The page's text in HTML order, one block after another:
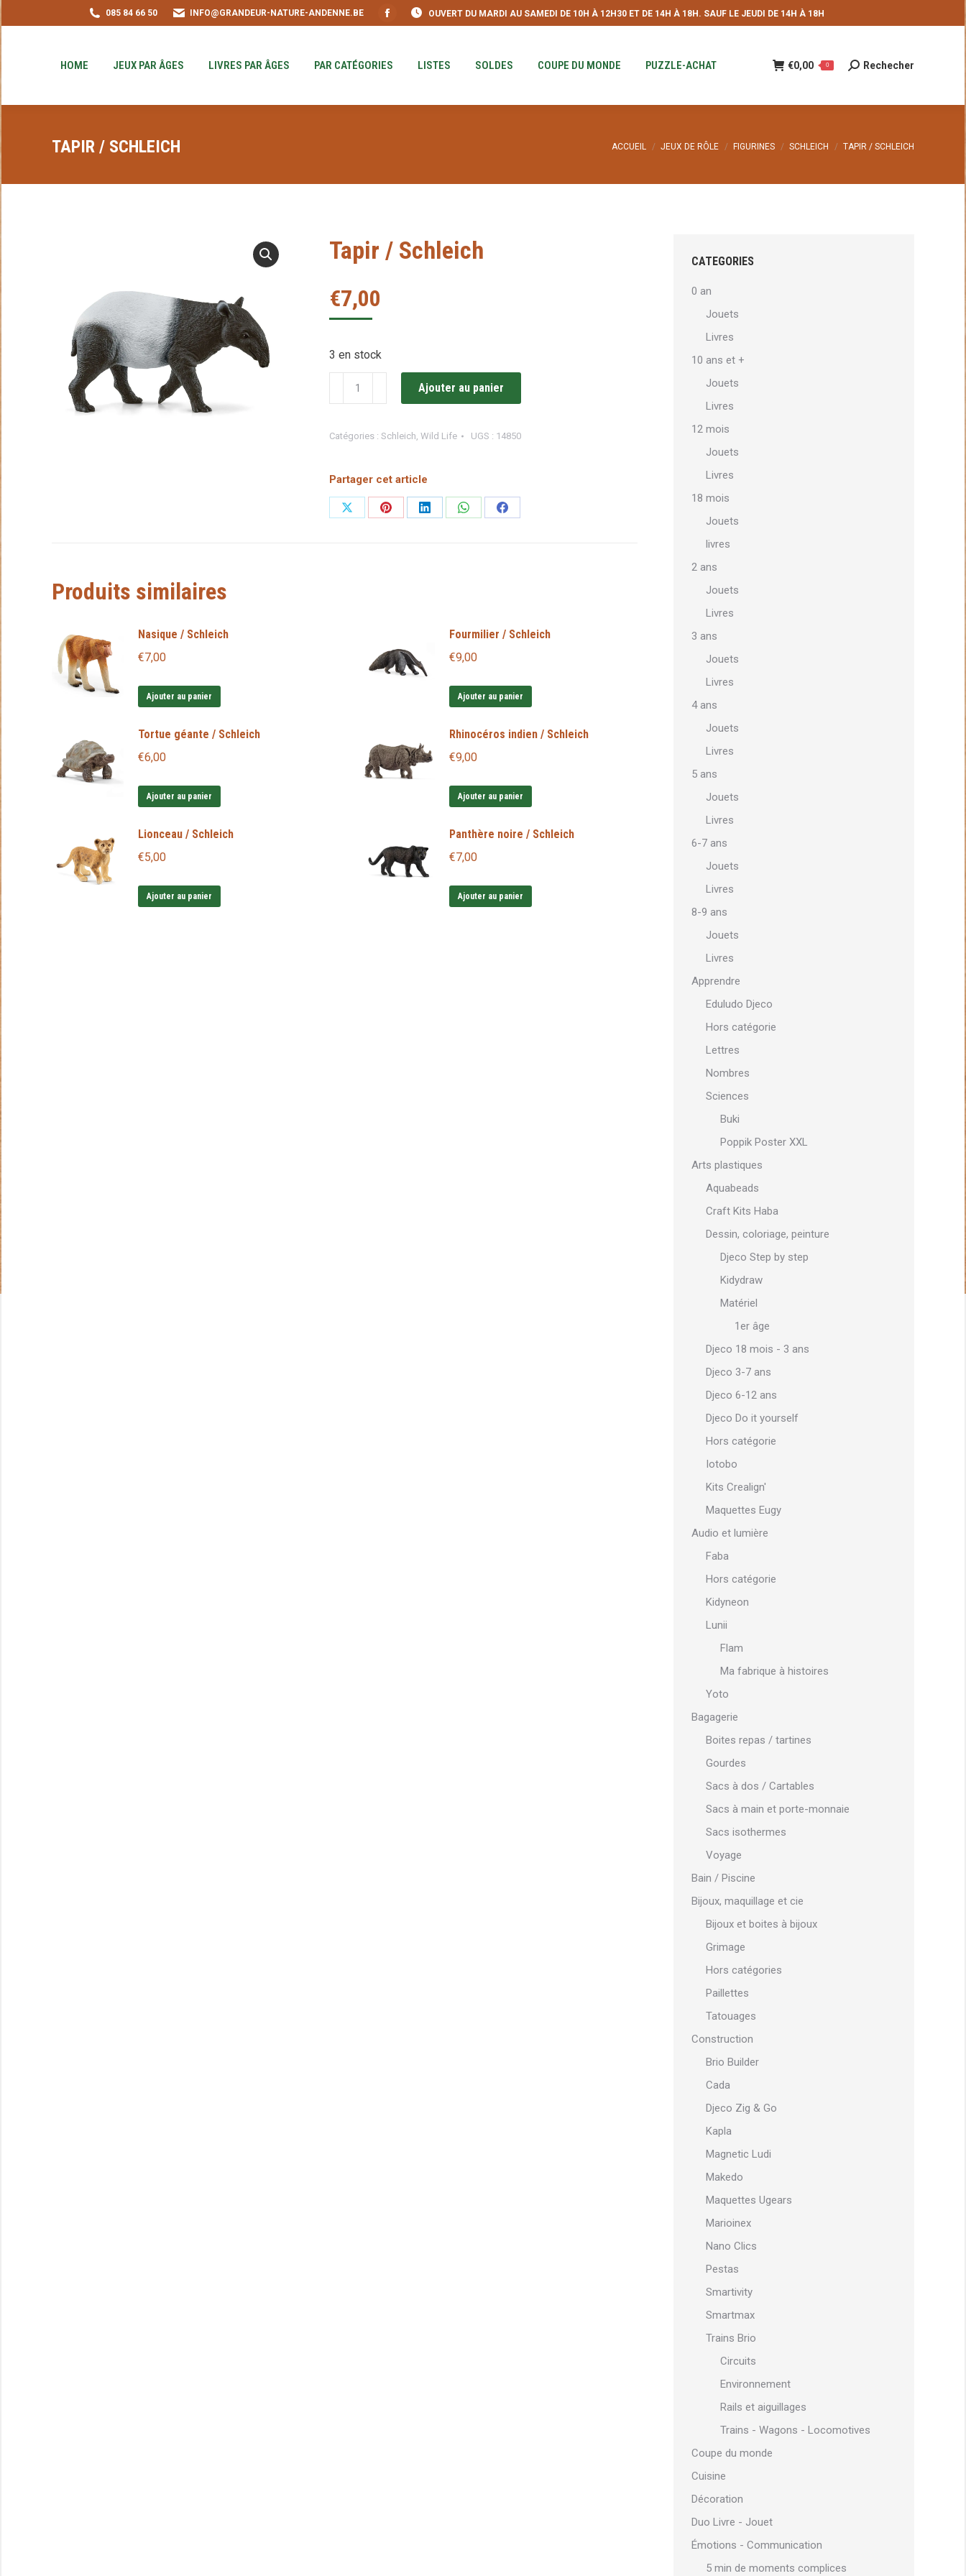
085 84 66 50 INFO@GRANDEUR-NATURE-ANDENNE.BE
Facebook
opens
OUVERT DU MARDI AU SAMEDI DE 10H À 12H30 ET DE 14H À 18H. SAUF LE JEUDI DE 14H À 18H
HOME JEUX PAR ÂGES LIVRES PAR ÂGES PAR CATÉGORIES LISTES SOLDES COUPE DU MONDE PUZZLE-ACHAT €0,00 0
Recherche
Rechecher
TAPIR / SCHLEICH Vous êtes ici :
ACCUEIL JEUX DE RÔLE FIGURINES SCHLEICH TAPIR / SCHLEICH
Tapir / Schleich
€7,00
3 en stock
quantité
de
/
Ajouter au panier
Catégories : Schleich, Wild Life UGS : 14850
Partager cet article
PartagerPartagerPartagerPartagerPartager
Produits similaires
Nasique / Schleich
€7,00
Ajouter au panier
Fourmilier / Schleich
€9,00
Ajouter au panier
Tortue géante / Schleich
€6,00
Ajouter au panier
Rhinocéros indien / Schleich
€9,00
Ajouter au panier
Lionceau / Schleich
€5,00
Ajouter au panier
Panthère noire / Schleich
€7,00
Ajouter au panier
CATEGORIES
0 an
Jouets
Livres
10 ans et +
Jouets
Livres
12 mois
Jouets
Livres
18 mois
Jouets
livres
2 ans
Jouets
Livres
3 ans
Jouets
Livres
4 ans
Jouets
Livres
5 ans
Jouets
Livres
6-7 ans
Jouets
Livres
8-9 ans
Jouets
Livres
Apprendre
Eduludo Djeco
Hors catégorie
Lettres
Nombres
Sciences
Buki
Poppik Poster XXL
Arts plastiques
Aquabeads
Craft Kits Haba
Dessin, coloriage, peinture
Djeco Step by step
Kidydraw
Matériel
1er âge
Djeco 18 mois - 3 ans
Djeco 3-7 ans
Djeco 6-12 ans
Djeco Do it yourself
Hors catégorie
Iotobo
Kits Crealign'
Maquettes Eugy
Audio et lumière
Faba
Hors catégorie
Kidyneon
Lunii
Flam
Ma fabrique à histoires
Yoto
Bagagerie
Boites repas / tartines
Gourdes
Sacs à dos / Cartables
Sacs à main et porte-monnaie
Sacs isothermes
Voyage
Bain / Piscine
Bijoux, maquillage et cie
Bijoux et boites à bijoux
Grimage
Hors catégories
Paillettes
Tatouages
Construction
Brio Builder
Cada
Djeco Zig & Go
Kapla
Magnetic Ludi
Makedo
Maquettes Ugears
Marioinex
Nano Clics
Pestas
Smartivity
Smartmax
Trains Brio
Circuits
Environnement
Rails et aiguillages
Trains - Wagons - Locomotives
Coupe du monde
Cuisine
Décoration
Duo Livre - Jouet
Émotions - Communication
5 min de moments complices
HOME JEUX PAR ÂGES LIVRES PAR ÂGES PAR CATÉGORIES LISTES SOLDES COUPE DU MONDE
PUZZLE-ACHAT
: